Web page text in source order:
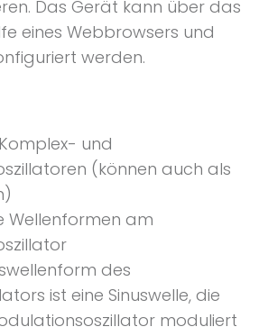
Das Gerät kann über das
eines Webbrowsers und
werden.
und
(können auch als
Wellenformen am
des
ist eine Sinuswelle, die
moduliert